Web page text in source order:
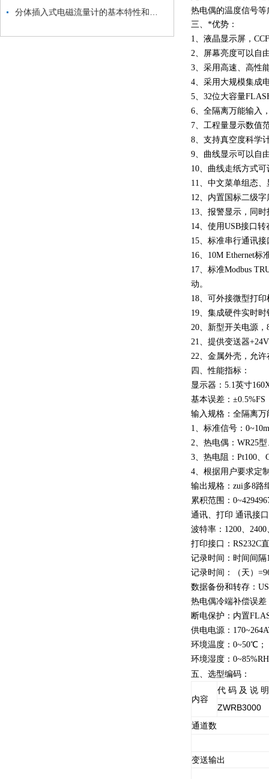
热电偶的温度信号
三、*优势：
1、液晶显示屏，
2、屏幕亮度可以自
3、采用高速、高性
4、采用大规模集成
5、32位大容量
6、全隔离万能输入
7、工程量显示数值
8、支持真空度科学
9、曲线显示可以自
10、曲线走纸方式
11、中文菜单组态
12、内置国标二级
13、报警显示，同
14、使用USB接口
15、标准串行通讯接
16、10M Ethernet标
17、标准Modbus
动。
18、可外接微型打
19、集成硬件实时
20、新型开关电源，
21、提供变送器
22、金属外壳，允
四、性能指标：
显示器：5.1英寸
基本误差：±0.5%FS
输入规格：全隔离
1、标准信号：
2、热电偶：WR25
3、热电阻：Pt100、
4、根据用户要求定
输出规格：zui多8路
累积范围：
通讯、打印 通讯接口
波特率：1200、2400
打印接口：RS232C
记录时间：时间间隔
记录时间：（天）
数据备份和转存：
热电偶冷端补偿误
断电保护：内置
供电电源：
环境温度：0~50℃；
环境湿度：
五、选型编码：
内容
代 码 及 说 明
ZWRB3000
通道数
变送输出